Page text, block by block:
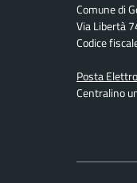
Comune di
Via Libertà
Codice
Posta
Centralino